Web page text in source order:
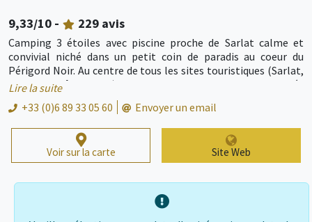
9,33/10 - 229 avis
Camping 3 étoiles avec piscine proche de Sarlat calme et
convivial niché dans un petit coin de paradis au coeur du
Périgord Noir. Au centre de tous les sites touristiques (Sarlat,
grottes, châteaux …). Equipe familiale proposant activités
pour tous. Emplacements ombragés ou locations tout
confort. Piscine chauffée, snack-bar, épicerie, Wifi,
bibliothèque, jeux pour enfants, trampoline, Mini-golf,
terrain de sport, animations.
Lire la suite
+33 (0)6 89 33 05 60
Envoyer un email
Voir sur la carte Site Web